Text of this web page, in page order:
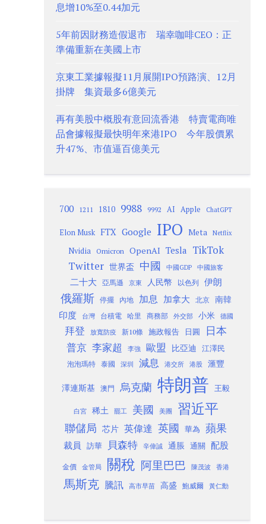
息增10%至0.44加元
5年前因財務造假退市 瑞幸咖啡CEO：正
準備重新在美國上市
京東工業據報擬11月展開IPO預路演、12月
掛牌 集資最多6億美元
再有美股中概股有意回流香港 特賣電商唯
品會據報擬最快明年來港IPO 今年股價累
升47%、市值逼百億美元
700 1211 1810 9988 9992 AI Apple ChatGPT
Elon Musk FTX Google IPO Meta Netflix
Nvidia Omicron OpenAI Tesla TikTok
Twitter 世界盃 中國 中國GDP 中國旅客
二十大 亞馬遜 京東 人民幣 以色列 伊朗
俄羅斯 停擺 內地 加息 加拿大 北京
南韓
印度
台灣 台積電 哈里 商務部 外交部 小米 德國
拜登 放寬防疫 新10條 施政報告 日圓 日本
普京 李家超 李強 歐盟 比亞迪 江澤民
泡泡瑪特 泰國 深圳 減息 港交所 港股 滙豐
澤連斯基 澳門 烏克蘭 特朗普 王毅
白宮 稀土 罷工 美國 美團 習近平
聯儲局 芯片 英偉達 英國 華為 蘋果
裁員 訪華 貝森特 辛偉誠 通脹 通關 配股
金價 金管局 關稅 阿里巴巴 陳茂波 香港
馬斯克 騰訊 高市早苗 高盛 鮑威爾 黃仁勳